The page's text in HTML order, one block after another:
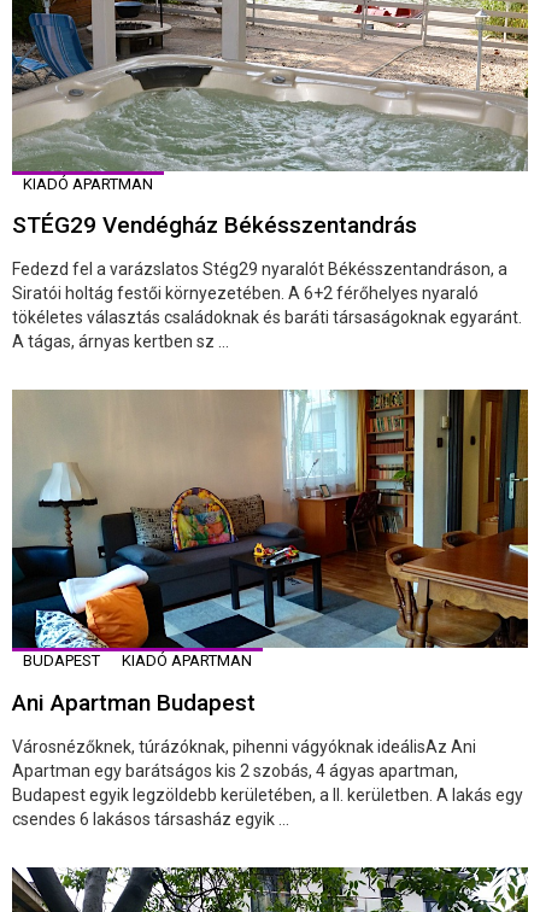
KIADÓ APARTMAN
STÉG29 Vendégház Békésszentandrás
Fedezd fel a varázslatos Stég29 nyaralót Békésszentandráson, a
Siratói holtág festői környezetében. A 6+2 férőhelyes nyaraló
tökéletes választás családoknak és baráti társaságoknak egyaránt.
A tágas, árnyas kertben sz ...
BUDAPEST KIADÓ APARTMAN
Ani Apartman Budapest
Városnézőknek, túrázóknak, pihenni vágyóknak ideálisAz Ani
Apartman egy barátságos kis 2 szobás, 4 ágyas apartman,
Budapest egyik legzöldebb kerületében, a II. kerületben. A lakás egy
csendes 6 lakásos társasház egyik ...